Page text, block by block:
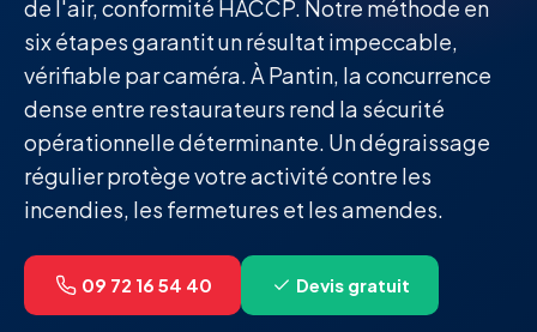
de l'air, conformité HACCP. Notre méthode en
six étapes garantit un résultat impeccable,
vérifiable par caméra. À Pantin, la concurrence
dense entre restaurateurs rend la sécurité
opérationnelle déterminante. Un dégraissage
régulier protège votre activité contre les
incendies, les fermetures et les amendes.
09 72 16 54 40 Devis gratuit